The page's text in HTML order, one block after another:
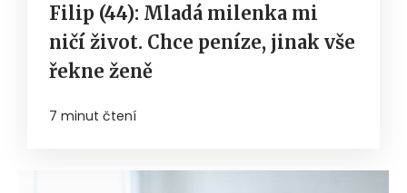
Filip (44): Mladá milenka mi
ničí život. Chce peníze, jinak vše
řekne ženě
7 minut čtení